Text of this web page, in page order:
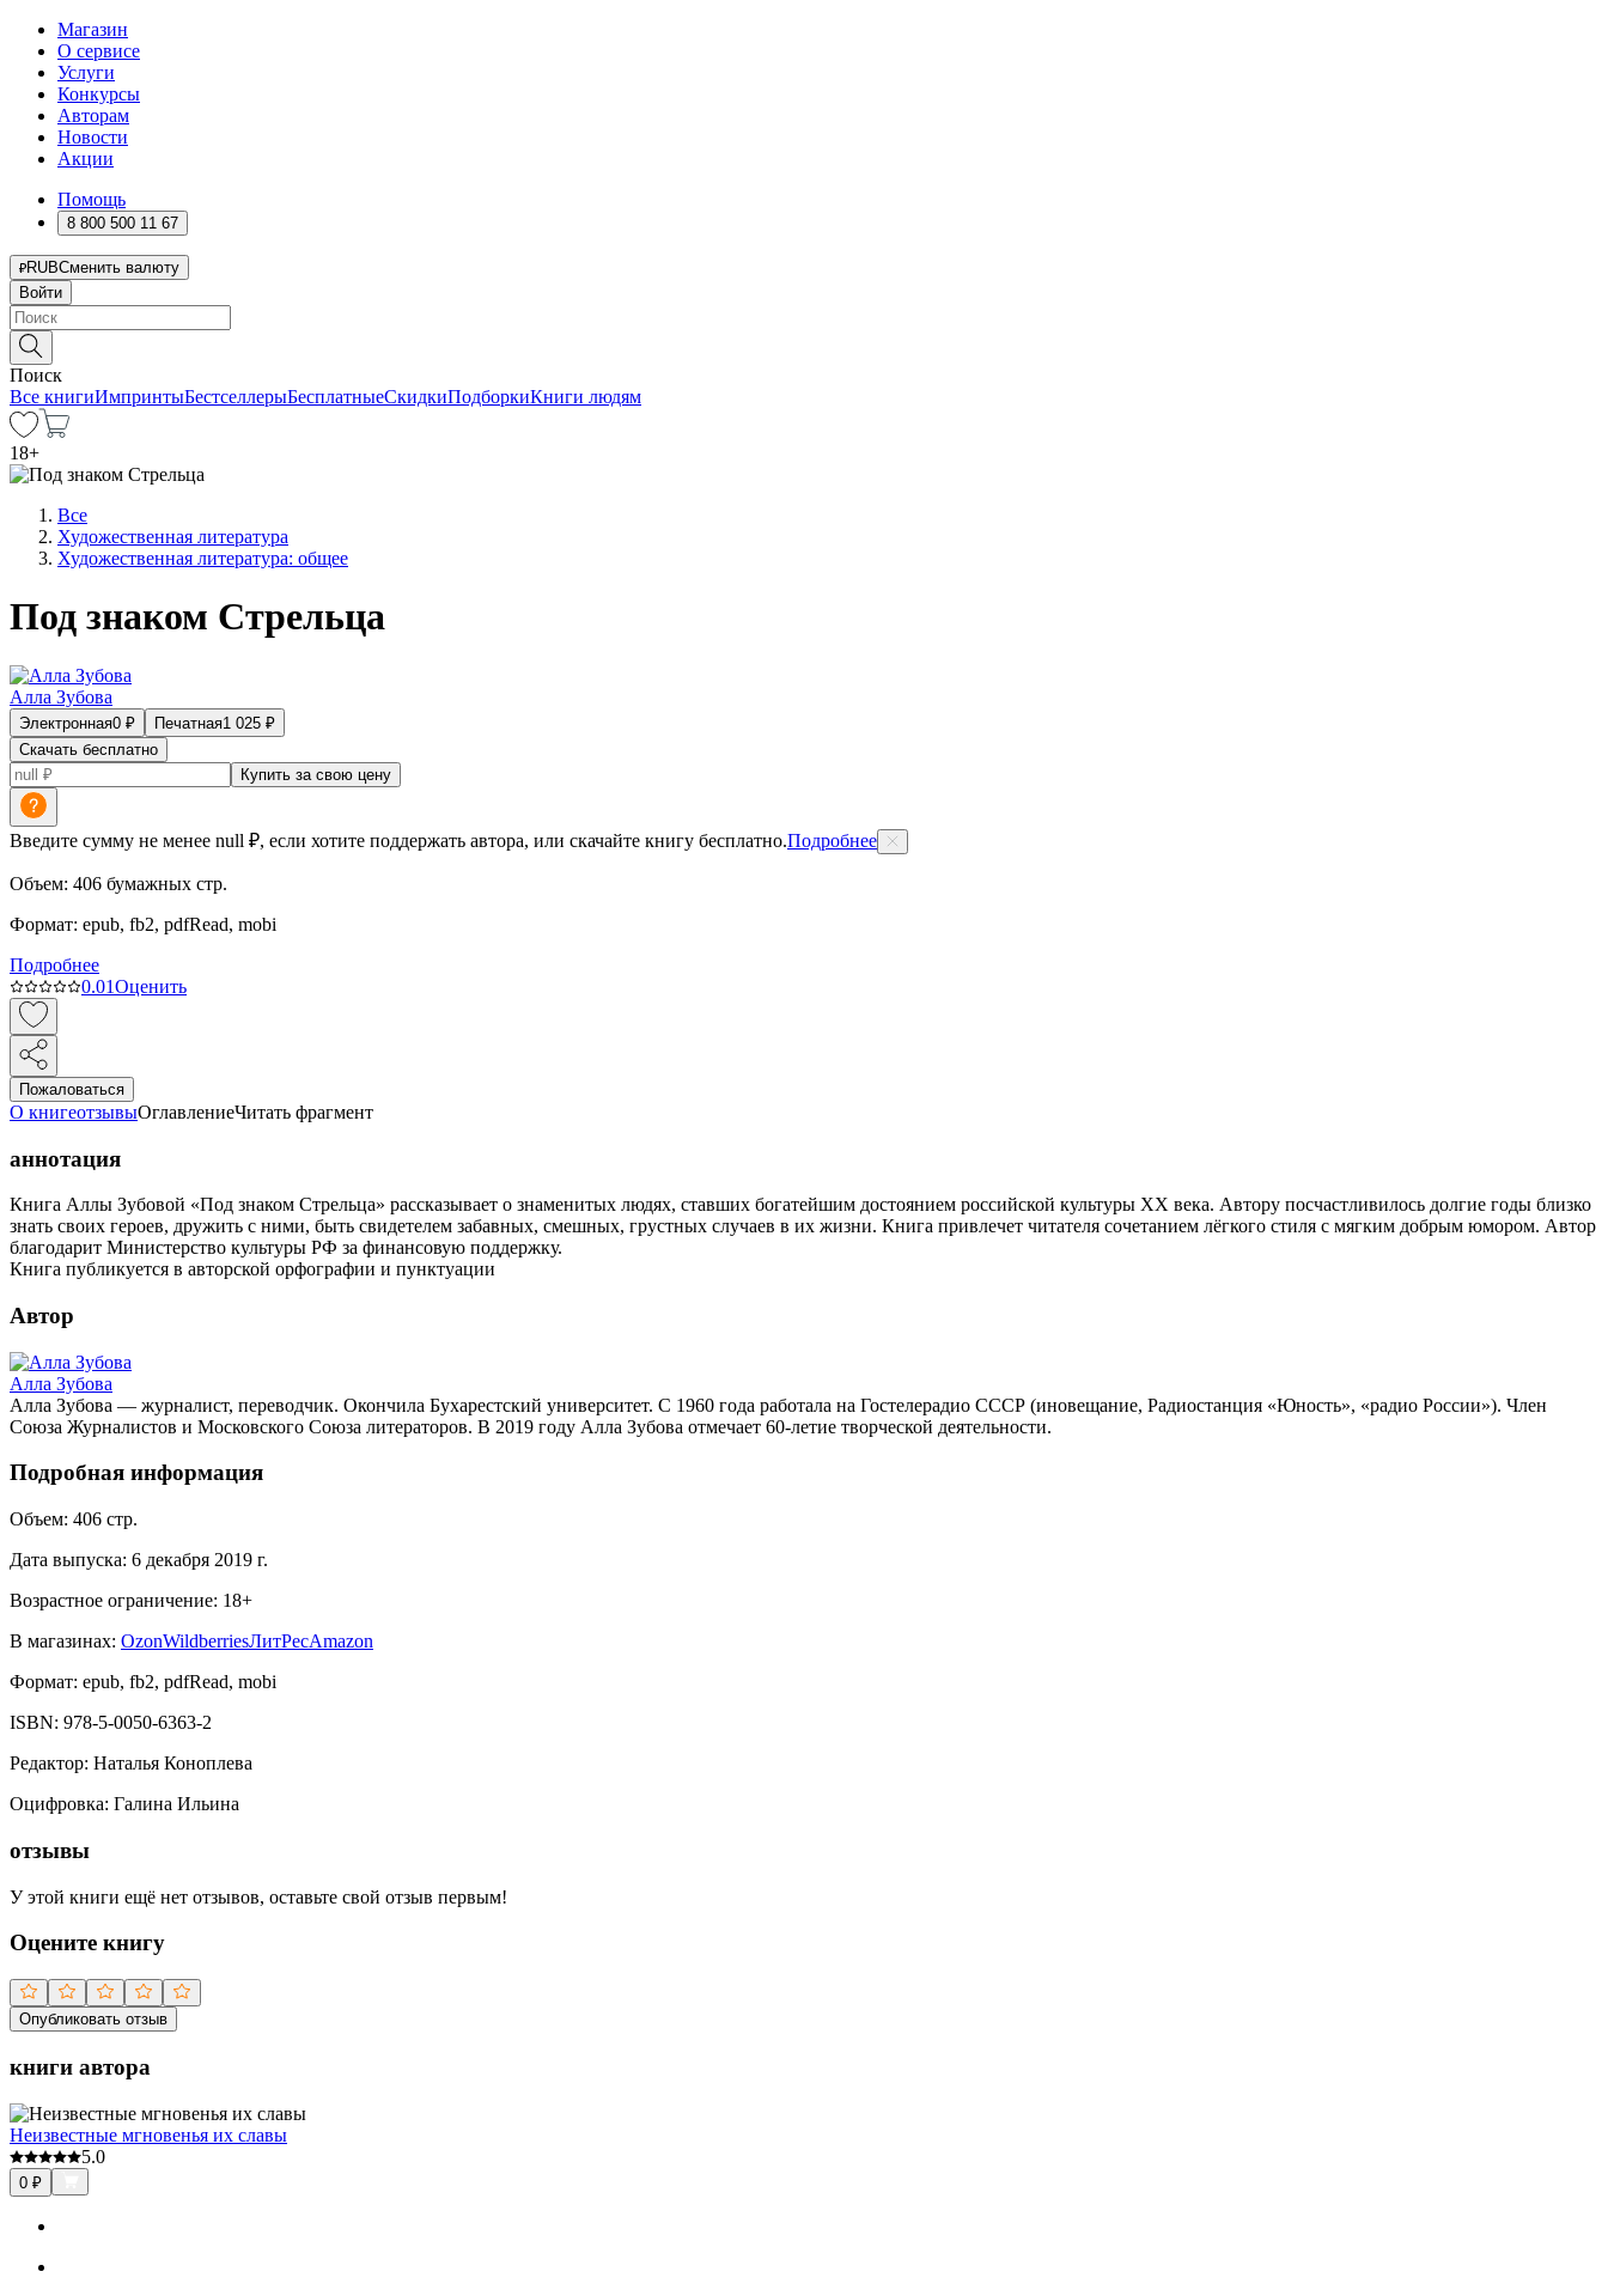
Магазин
О сервисе
Услуги
Конкурсы
Авторам
Новости
Акции
Помощь
8 800 500 11 67
RUBСменить валюту
Войти
Поиск
Все книгиИмпринтыБестселлерыБесплатныеСкидкиПодборкиКниги людям
18+
Все
Художественная литература
Художественная литература: общее
Под знаком Стрельца
Алла Зубова
Электронная0 ₽ Печатная1 025 ₽
Скачать бесплатно
Купить за свою цену
Введите сумму не менее null ₽, если хотите поддержать автора, или скачайте книгу бесплатно.Подробнее
Объем: 406 бумажных стр.
Формат: epub, fb2, pdfRead, mobi
Подробнее
0.01Оценить
Пожаловаться
О книгеотзывыОглавлениеЧитать фрагмент
аннотация
Книга Аллы Зубовой «Под знаком Стрельца» рассказывает о знаменитых людях, ставших богатейшим достоянием российской культуры ХХ века. Автору посчастливилось долгие годы близко
знать своих героев, дружить с ними, быть свидетелем забавных, смешных, грустных случаев в их жизни. Книга привлечет читателя сочетанием лёгкого стиля с мягким добрым юмором. Автор
благодарит Министерство культуры РФ за финансовую поддержку.
Книга публикуется в авторской орфографии и пунктуации
Автор
Алла Зубова
Алла Зубова — журналист, переводчик. Окончила Бухарестский университет. С 1960 года работала на Гостелерадио СССР (иновещание, Радиостанция «Юность», «радио России»). Член
Союза Журналистов и Московского Союза литераторов. В 2019 году Алла Зубова отмечает 60-летие творческой деятельности.
Подробная информация
Объем: 406 стр.
Дата выпуска: 6 декабря 2019 г.
Возрастное ограничение: 18+
В магазинах: OzonWildberriesЛитРесAmazon
Формат: epub, fb2, pdfRead, mobi
ISBN: 978-5-0050-6363-2
Редактор: Наталья Коноплева
Оцифровка: Галина Ильина
отзывы
У этой книги ещё нет отзывов, оставьте свой отзыв первым!
Оцените книгу
Опубликовать отзыв
книги автора
Неизвестные мгновенья их славы
5.0
0 ₽